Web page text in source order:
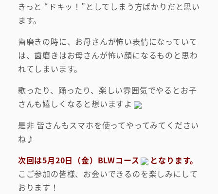
きっと “ドキッ！”としてしまう方ばかりだと思い
ます。
歯磨きの時に、お母さんが怖い表情になっていて
は、歯磨きはお母さんが怖い顔になるものと思わ
れてしまいます。
歌ったり、踊ったり、楽しい雰囲気でやるとお子
さんも嬉しくなると想いますよ
是非 皆さんもスマホを使ってやってみてください
ね♪
次回は5月20日（金）BLWコース
となります。
こご参加の皆様、お会いできるのを楽しみにして
おります！